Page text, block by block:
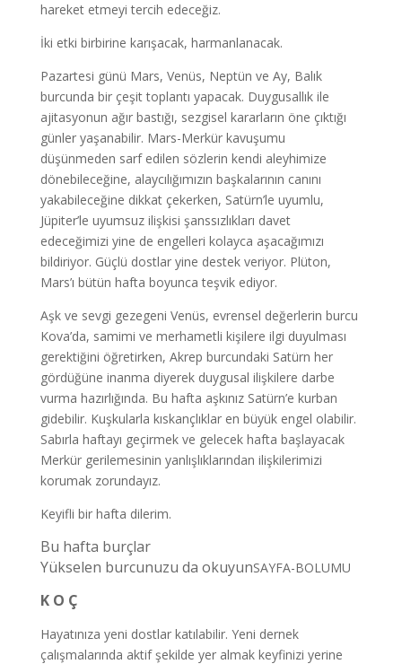
hareket etmeyi tercih edeceğiz.
İki etki birbirine karışacak, harmanlanacak.
Pazartesi günü Mars, Venüs, Neptün ve Ay, Balık
burcunda bir çeşit toplantı yapacak. Duygusallık ile
ajitasyonun ağır bastığı, sezgisel kararların öne çıktığı
günler yaşanabilir. Mars-Merkür kavuşumu
düşünmeden sarf edilen sözlerin kendi aleyhimize
dönebileceğine, alaycılığımızın başkalarının canını
yakabileceğine dikkat çekerken, Satürn’le uyumlu,
Jüpiter’le uyumsuz ilişkisi şanssızlıkları davet
edeceğimizi yine de engelleri kolayca aşacağımızı
bildiriyor. Güçlü dostlar yine destek veriyor. Plüton,
Mars’ı bütün hafta boyunca teşvik ediyor.
Aşk ve sevgi gezegeni Venüs, evrensel değerlerin burcu
Kova’da, samimi ve merhametli kişilere ilgi duyulması
gerektiğini öğretirken, Akrep burcundaki Satürn her
gördüğüne inanma diyerek duygusal ilişkilere darbe
vurma hazırlığında. Bu hafta aşkınız Satürn’e kurban
gidebilir. Kuşkularla kıskançlıklar en büyük engel olabilir.
Sabırla haftayı geçirmek ve gelecek hafta başlayacak
Merkür gerilemesinin yanlışlıklarından ilişkilerimizi
korumak zorundayız.
Keyifli bir hafta dilerim.
Bu hafta burçlar
Yükselen burcunuzu da okuyunSAYFA-BOLUMU
K O Ç
Hayatınıza yeni dostlar katılabilir. Yeni dernek
çalışmalarında aktif şekilde yer almak keyfinizi yerine